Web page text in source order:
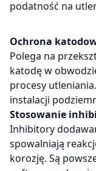
podatność na
Ochrona
Polega na
katodę w
procesy
instalacji
Stosowanie
Inhibitory
spowalniają
korozję. Są